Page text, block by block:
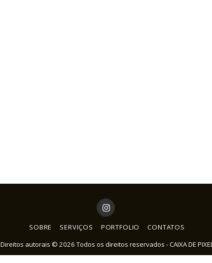
SOBRE SERVIÇOS PORTFOLIO
CONTATOS
Direitos autorais © 2026 Todos os direitos reservados -CAIXA DE